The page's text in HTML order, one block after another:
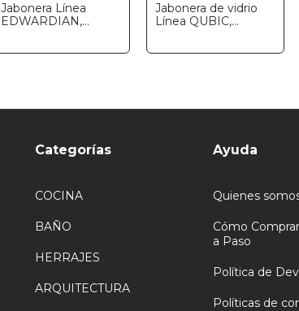
Jabonera Línea
EDWARDIAN,
Jabonera de vidrio
Línea QUBIC,
Categorías
COCINA
BAÑO
HERRAJES
ARQUITECTURA
Ayuda
Quienes
Cómo
a Paso
Política de
Políticas de